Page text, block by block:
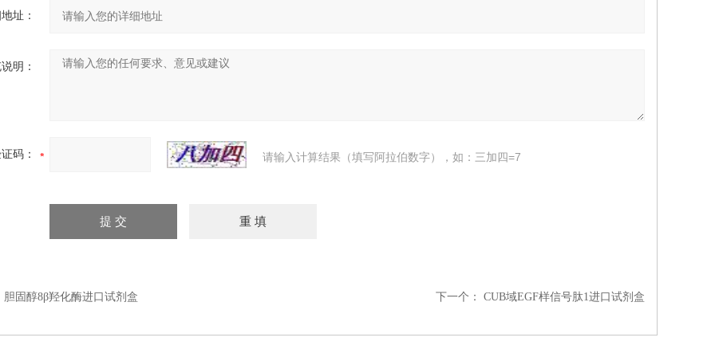
址：
明：
码： 请输入计算结果（填写阿拉伯数字），如：三加四=7
胆固醇8β羟化酶进口试剂盒 下一个： CUB域EGF样信号肽1进口试剂盒